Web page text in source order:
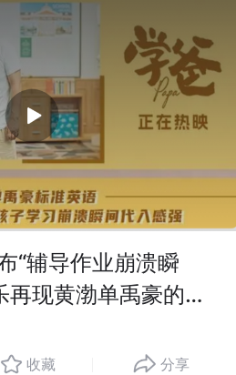
“辅导作业崩溃瞬
再现黄渤单禹豪的父
收藏 分享